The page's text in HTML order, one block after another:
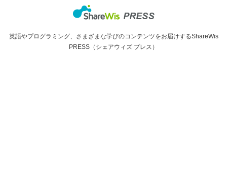
英語やプログラミング、さまざまな学びのコンテンツをお届けするShareWis
PRESS（シェアウィズ プレス）